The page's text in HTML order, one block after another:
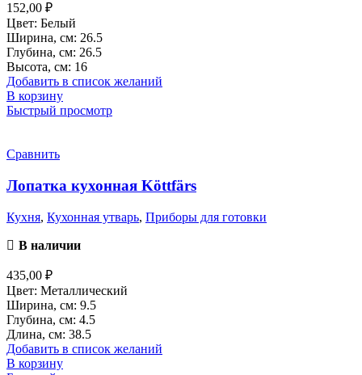
152,00 ₽
Цвет: Белый
Ширина, см: 26.5
Глубина, см: 26.5
Высота, см: 16
Добавить в список желаний
В корзину
Быстрый просмотр
Сравнить
Лопатка кухонная Köttfärs
Кухня, Кухонная утварь, Приборы для готовки
В наличии
435,00 ₽
Цвет: Металлический
Ширина, см: 9.5
Глубина, см: 4.5
Длина, см: 38.5
Добавить в список желаний
В корзину